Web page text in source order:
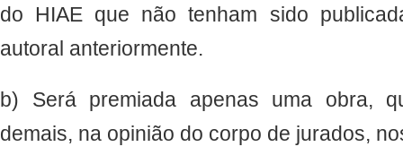
do HIAE que não tenham sido
autoral anteriormente.
b) Será premiada apenas uma obra,
demais, na opinião do corpo de jurados,